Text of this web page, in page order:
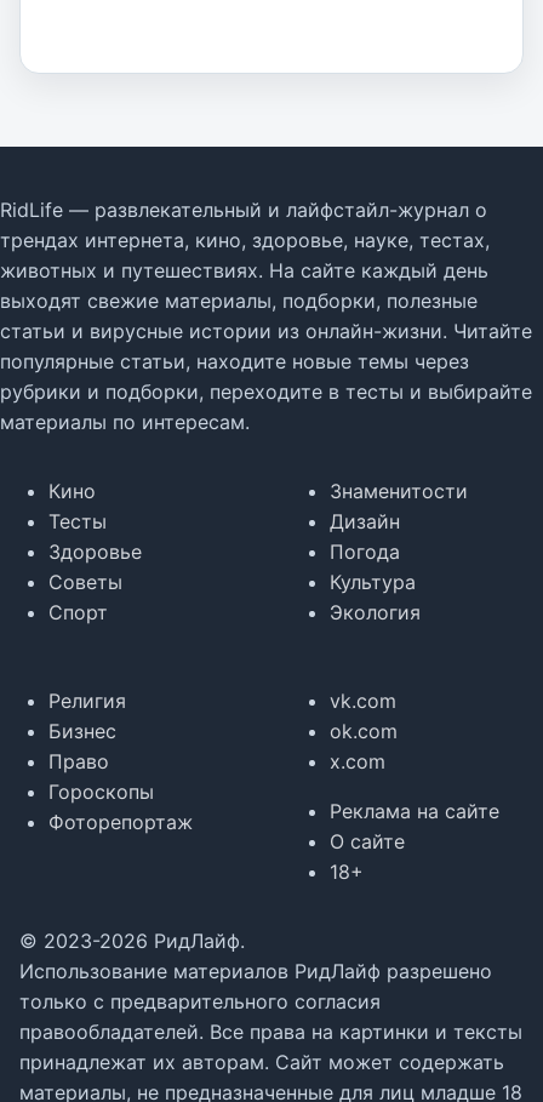
RidLife — развлекательный и лайфстайл-журнал о
трендах интернета, кино, здоровье, науке, тестах,
животных и путешествиях. На сайте каждый день
выходят свежие материалы, подборки, полезные
статьи и вирусные истории из онлайн-жизни. Читайте
популярные статьи, находите новые темы через
рубрики и подборки, переходите в тесты и выбирайте
материалы по интересам.
Кино
Тесты
Здоровье
Советы
Спорт
Знаменитости
Дизайн
Погода
Культура
Экология
Религия
Бизнес
Право
Гороскопы
Фоторепортаж
vk.com
ok.com
x.com
Реклама на сайте
О сайте
18+
© 2023-2026 РидЛайф.
Использование материалов РидЛайф разрешено
только с предварительного согласия
правообладателей. Все права на картинки и тексты
принадлежат их авторам. Сайт может содержать
материалы, не предназначенные для лиц младше 18